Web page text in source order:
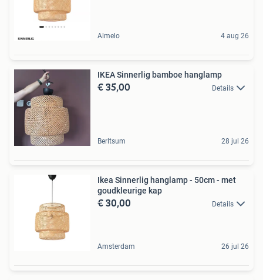
Almelo 4 aug 26
IKEA Sinnerlig bamboe hanglamp
€ 35,00 Details
Berltsum 28 jul 26
Ikea Sinnerlig hanglamp - 50cm - met
goudkleurige kap
€ 30,00 Details
Amsterdam 26 jul 26